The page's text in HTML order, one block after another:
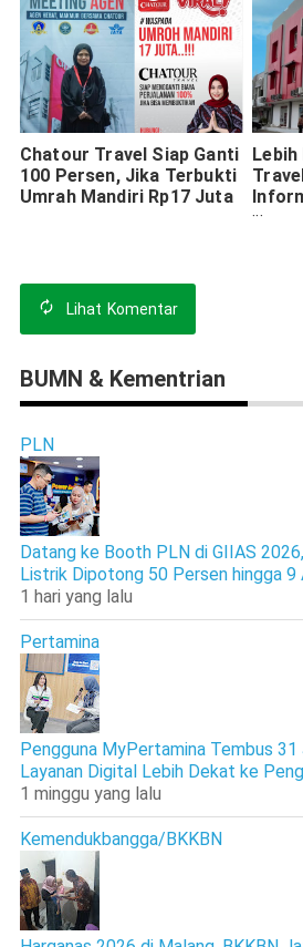
Chatour Travel Siap Ganti
100 Persen, Jika Terbukti
Umrah Mandiri Rp17 Juta
Tanah
Lihat Komentar
BUMN & Kementrian
PLN
Datang ke Booth PLN di GIIAS
Listrik Dipotong 50 Persen hingga 9
1 hari yang lalu
Pertamina
Pengguna MyPertamina Tembus
Layanan Digital Lebih Dekat ke
1 minggu yang lalu
Kemendukbangga/BKKBN